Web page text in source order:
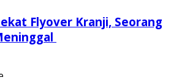
Flyover Kranji, Seorang